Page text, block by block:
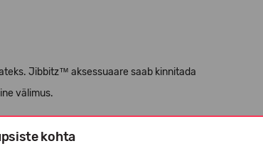
kohta
Jibbitz™ aksessuaare saab kinnitada
välimus.
lastele.